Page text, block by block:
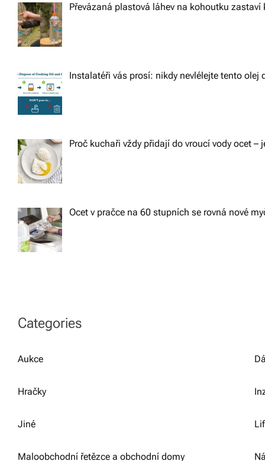
Převázaná plastová láhev na kohoutku zastaví
Instalatéři vás prosí: nikdy nevlélejte tento olej
Proč kuchaři vždy přidají do vroucí vody ocet –
Ocet v pračce na 60 stupních se rovná nové
Categories
Aukce
Hračky
Jiné
Maloobchodní řetězce a obchodní domy